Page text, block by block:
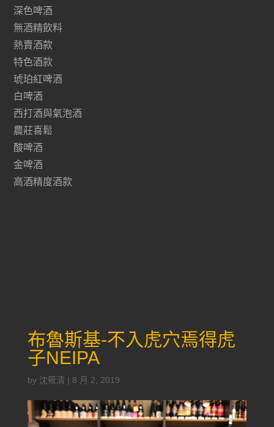
深色啤酒
無酒精飲料
熱賣酒款
特色酒款
琥珀紅啤酒
白啤酒
西打酒與氣泡酒
農莊喜鬆
酸啤酒
金啤酒
高酒精度酒款
布魯斯基-不入虎穴焉得虎
子NEIPA
by 沈筱清 | 8 月 2, 2019